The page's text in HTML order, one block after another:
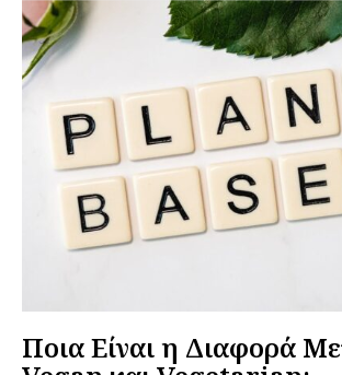
Ποια Είναι η Διαφορά